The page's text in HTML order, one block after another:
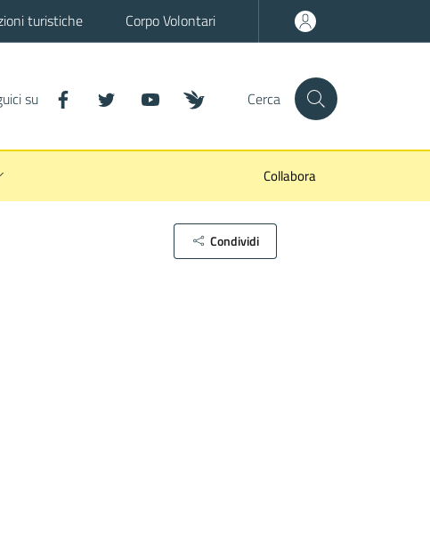
turistiche Corpo Volontari
su it-facebookit-twitter it-youtubewn-inaturalist
Cerca
Collabora
Condividi